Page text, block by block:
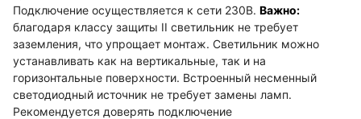
Подключение осуществляется к сети 230В. Важно:
благодаря классу защиты II светильник не требует
заземления, что упрощает монтаж. Светильник можно
устанавливать как на вертикальные, так и на
горизонтальные поверхности. Встроенный несменный
светодиодный источник не требует замены ламп.
Рекомендуется доверять подключение